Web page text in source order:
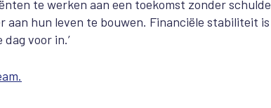
te werken aan een toekomst zonder
hun leven te bouwen. Financiële stabiliteit
voor in.’